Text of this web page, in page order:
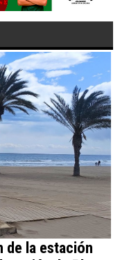
de la estación